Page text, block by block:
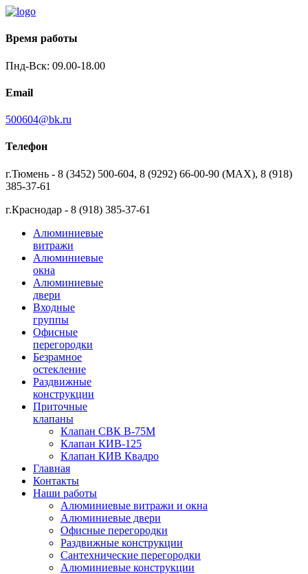
Время работы
Пнд-Вск: 09.00-18.00
Email
500604@bk.ru
Телефон
г.Тюмень - 8 (3452) 500-604, 8 (9292) 66-00-90 (MAX), 8 (918)
385-37-61
г.Краснодар - 8 (918) 385-37-61
Алюминиевые
витражи
Алюминиевые
окна
Алюминиевые
двери
Входные
группы
Офисные
перегородки
Безрамное
остекление
Раздвижные
конструкции
Приточные
клапаны
Клапан СВК В-75М
Клапан КИВ-125
Клапан КИВ Квадро
Главная
Контакты
Наши работы
Алюминиевые витражи и окна
Алюминиевые двери
Офисные перегородки
Раздвижные конструкции
Сантехнические перегородки
Алюминиевые конструкции